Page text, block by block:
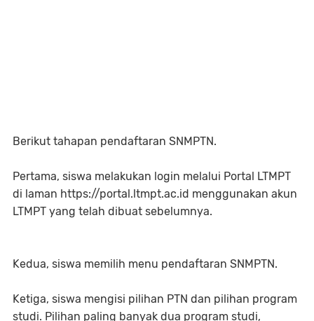
Berikut tahapan pendaftaran SNMPTN.
Pertama, siswa melakukan login melalui Portal LTMPT
di laman https://portal.ltmpt.ac.id menggunakan akun
LTMPT yang telah dibuat sebelumnya.
Kedua, siswa memilih menu pendaftaran SNMPTN.
Ketiga, siswa mengisi pilihan PTN dan pilihan program
studi. Pilihan paling banyak dua program studi,